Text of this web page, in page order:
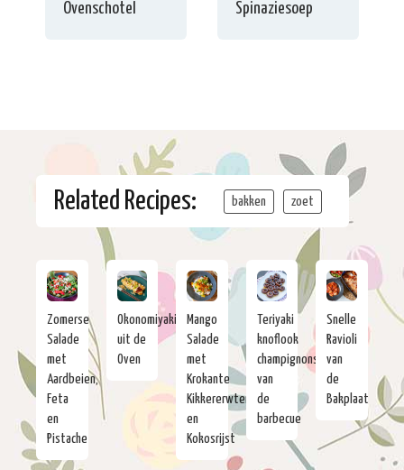
Ovenschotel
Spinaziesoep
Related Recipes: bakken zoet
Zomerse
Salade
met
Aardbeien,
Feta
en
Pistache
Okonomiyaki
uit de
Oven
Mango
Salade
met
Krokante
Kikkererwten
en
Kokosrijst
Teriyaki
knoflook
champignons
van
de
barbecue
Snelle
Ravioli
van
de
Bakplaat